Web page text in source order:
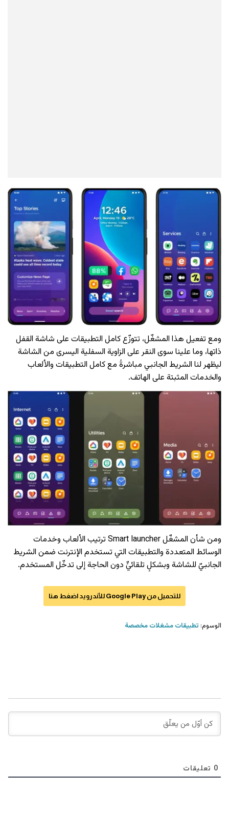
ومع تفعيل هذا المشغّل، تتوزّع كامل التطبيقات على شاشة القفل
ذاتها، وما علينا سوى النقر على الزاوية السفلية اليسرى من الشاشة
ليظهر لنا الشريط الجانبي مباشرةً مع كامل التطبيقات والألعاب
والخدمات المثبتة على الهاتف.
ومن شأن المشغّل Smart launcher ترتيب الألعاب وخدمات
الوسائط المتعددة والتطبيقات التي تستخدم الإنترنت ضمن الشريط
الجانبيّ للشاشة وبشكلٍ تلقائيٍّ دون الحاجة إلى تدخّل المستخدم.
للتحميل من Google Play للأندرويد اضغط هنا
الوسوم: تطبيقات مشغلات مخصصة
0 تعليقات